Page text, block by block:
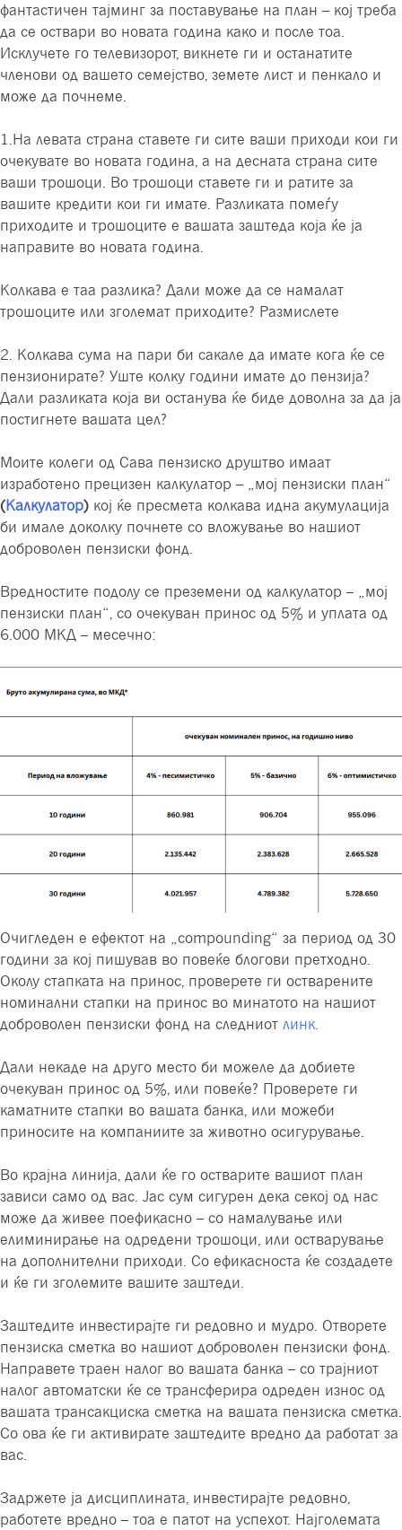
фантастичен тајминг за поставување на план – кој треба
да се оствари во новата година како и после тоа.
Исклучете го телевизорот, викнете ги и останатите
членови од вашето семејство, земете лист и пенкало и
може да почнеме.
1.На левата страна ставете ги сите ваши приходи кои ги
очекувате во новата година, а на десната страна сите
ваши трошоци. Во трошоци ставете ги и ратите за
вашите кредити кои ги имате. Разликата помеѓу
приходите и трошоците е вашата заштеда која ќе ја
направите во новата година.
Колкава е таа разлика? Дали може да се намалат
трошоците или зголемат приходите? Размислете
2. Колкава сума на пари би сакале да имате кога ќе се
пензионирате? Уште колку години имате до пензија?
Дали разликата која ви останува ќе биде доволна за да ја
постигнете вашата цел?
Моите колеги од Сава пензиско друштво имаат
изработено прецизен калкулатор – „мој пензиски план“
(Калкулатор) кој ќе пресмета колкава идна акумулација
би имале доколку почнете со вложување во нашиот
доброволен пензиски фонд.
Вредностите подолу се преземени од калкулатор – „мој
пензиски план“, со очекуван принос од 5% и уплата од
6.000 МКД – месечно:
Очигледен е ефектот на „compounding“ за период од 30
години за кој пишував во повеќе блогови претходно.
Околу стапката на принос, проверете ги остварените
номинални стапки на принос во минатото на нашиот
доброволен пензиски фонд на следниот линк.
Дали некаде на друго место би можеле да добиете
очекуван принос од 5%, или повеќе? Проверете ги
каматните стапки во вашата банка, или можеби
приносите на компаниите за животно осигурување.
Во крајна линија, дали ќе го остварите вашиот план
зависи само од вас. Јас сум сигурен дека секој од нас
може да живее поефикасно – со намалување или
елиминирање на одредени трошоци, или остварување
на дополнителни приходи. Со ефикасноста ќе создадете
и ќе ги зголемите вашите заштеди.
Заштедите инвестирајте ги редовно и мудро. Отворете
пензиска сметка во нашиот доброволен пензиски фонд.
Направете траен налог во вашата банка – со трајниот
налог автоматски ќе се трансферира одреден износ од
вашата трансакциска сметка на вашата пензиска сметка.
Со ова ќе ги активирате заштедите вредно да работат за
вас.
Задржете ја дисциплината, инвестирајте редовно,
работете вредно – тоа е патот на успехот. Најголемата